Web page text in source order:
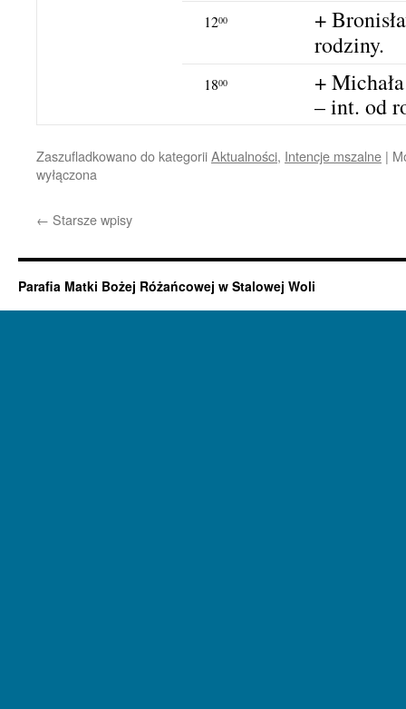
1200
+
rodziny.
1800
+
– int. od
Zaszufladkowano do kategoriiAktualności, Intencje mszalne |
wyłączona
← Starsze wpisy
Parafia Matki Bożej Różańcowej w Stalowej Woli